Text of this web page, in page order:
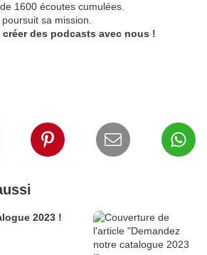
1600 écoutes cumulées.
poursuit sa mission.
des podcasts avec nous !
2023 !